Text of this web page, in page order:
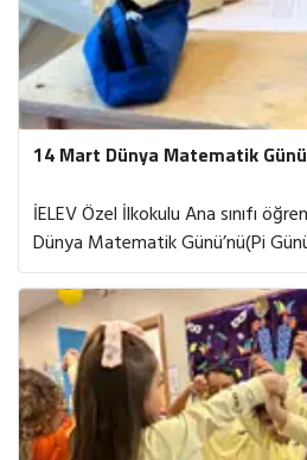
14 Mart Dünya Matematik
İELEV Özel İlkokulu Ana sınıfı
Dünya Matematik Günü’nü(Pi
oyunlarla kutladık. Matematiği keşfederken sayıların
günlük yaşamımızdaki yerini fark
düşündük ve birlikte keyifle
aracılığıyla öğrencilerimiz
olabileceğini deneyimlediler. Matematiğin düşünme,
sorgulama ve keşfetmeyi
alanı olduğunu bir kez daha